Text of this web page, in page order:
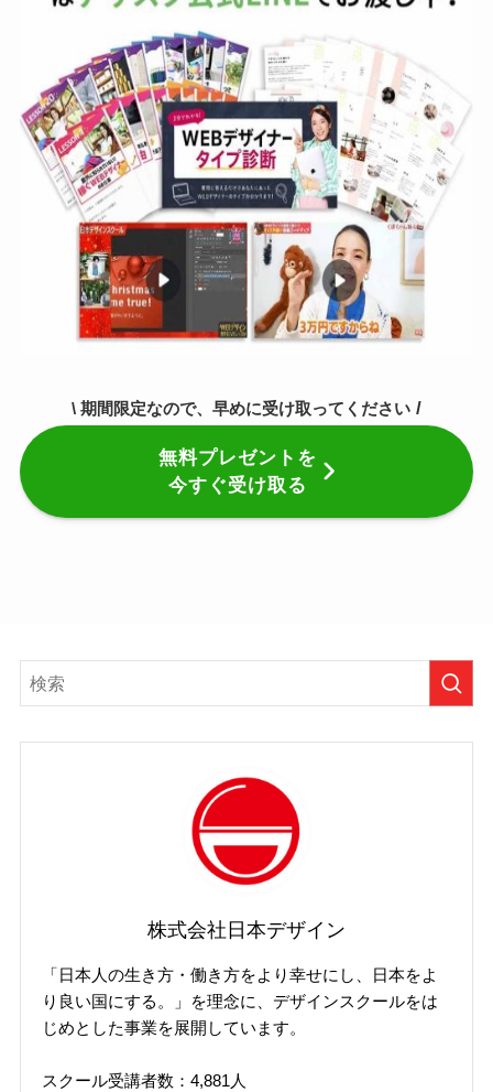
\ 期間限定なので、早めに受け取ってください /
無料プレゼントを
今すぐ受け取る
株式会社日本デザイン
「日本人の生き方・働き方をより幸せにし、日本をよ
り良い国にする。」を理念に、デザインスクールをは
じめとした事業を展開しています。
スクール受講者数：4,881人